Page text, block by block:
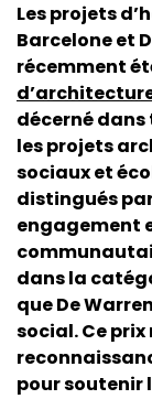
Les projets
Barcelone et
récemment
décerné
les projets
sociaux et
distingués
engagement
dans la
que De
social. Ce prix
pour soutenir